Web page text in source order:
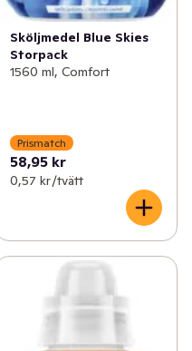
Sköljmedel Blue Skies
Storpack
1560 ml, Comfort
Prismatch
58,95 kr
0,57 kr /tvätt